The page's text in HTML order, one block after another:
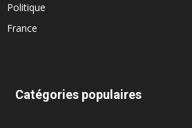
Politique
France
Catégories populaires